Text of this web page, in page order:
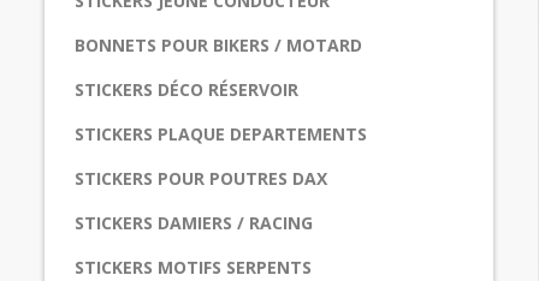
BONNETS POUR BIKERS / MOTARD
STICKERS DÉCO RÉSERVOIR
STICKERS PLAQUE DEPARTEMENTS
STICKERS POUR POUTRES DAX
STICKERS DAMIERS / RACING
STICKERS MOTIFS SERPENTS